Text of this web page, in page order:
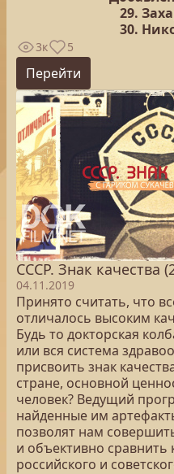
29.
30.
3к 5
Перейти
СССР. Знак качества
04.11.2019
Принято считать, что
отличалось высоким
Будь то докторская
или вся система
присвоить знак
стране, основной
человек? Ведущий
найденные им
позволят нам
и объективно сравнить
российского и